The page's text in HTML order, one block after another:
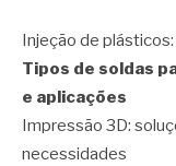
Injeção de
Tipos de soldas
e aplicações
Impressão 3D:
necessidades